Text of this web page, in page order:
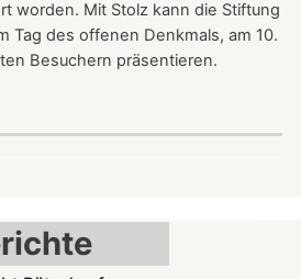
worden. Mit Stolz kann die Stiftung
Tag des offenen Denkmals, am 10.
Besuchern präsentieren.